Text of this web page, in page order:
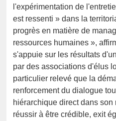
l'expérimentation de
est ressenti » dans la
progrès en matière de
ressources humaines »,
s'appuie sur les résultats
par des associations d'élus
particulier relevé que la
renforcement du dialogue
hiérarchique direct dans
réussir à être crédible, exit